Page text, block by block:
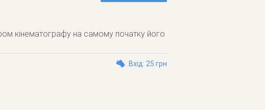
кінематографу на самому початку його
Вхід: 25 грн